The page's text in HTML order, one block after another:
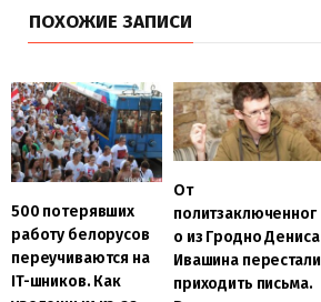
ПОХОЖИЕ ЗАПИСИ
500 потерявших
работу белорусов
переучиваются на
IT-шников. Как
От
политзаключенног
о из Гродно Дениса
Ивашина перестали
приходить письма.